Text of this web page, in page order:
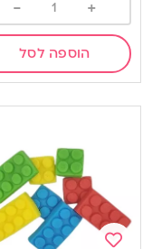
+
-
הוספה לסל